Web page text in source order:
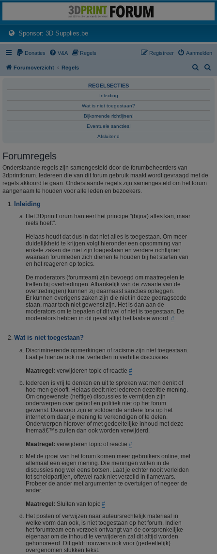
Het 3D print forum van de Benelux na de sluiting van 3dprintforum.nl
Sponsor: 3D Supplies.be(Opens a new tab)
Donaties V&A Regels Aanmelden
Registreer
Forumoverzicht Regels
e
REGELSECTIES
Inleiding
Wat is niet toegestaan?
Bijkomende richtlijnen!
Eventuele sancties!
Afsluitend
Forumregels
Onderstaande regels zijn samengesteld door de forumbeheerders van
3dprintforum. Iedereen die van dit forum gebruik maakt wordt gevraagd met de
regels akkoord te gaan. Onderstaande regels zijn samengesteld om het forum
aangenaam te houden voor alle leden en bezoekers.
Inleiding
Het 3DprintForum hanteert het principe "(bijna) alles kan, maar
niets hoeft".
Helaas houdt dat dus in dat niet alles is toegestaan. Om meer
duidelijkheid te krijgen volgt hieronder een opsomming van
enkele zaken die niet zijn toegestaan en verdere richtlijnen
waaraan forumleden zich dienen te houden bij het starten van
en het reageren op topics.
De moderators (forumteam) zijn bevoegd om maatregelen te
treffen bij overtredingen. Afhankelijk van de zwaarte van de
overtreding(en) kunnen zij daarnaast sancties opleggen.
Er kunnen overigens zaken zijn die niet in deze gedragscode
staan, maar toch niet gewenst zijn. Het is dan aan de
moderators om te bepalen of dit wel of niet is toegestaan. De
moderators hebben in dit geval altijd het laatste woord. #
Wat is niet toegestaan?
Discriminerende opmerkingen of racisme zijn niet toegestaan.
Laat je hiertoe ook niet verleiden in verhitte discussies.
Maatregel: verwijderen topic of reactie #
Iedereen is vrij te denken en uit te spreken wat men denkt of
hoe men gelooft. Helaas deelt niet iedereen dezelfde mening.
Om ongewenste (heftige) discussies te vermijden zijn
onderwerpen over geloof en politiek niet op het forum
gewenst. Daarvoor zijn er voldoende andere fora op het
internet om daar je mening te verkondigen of te delen.
Onderwerpen hierover of met gedeeltelijke inhoud met deze
themaâ€™s zullen dan ook worden verwijderd.
Maatregel: verwijderen topic of reactie #
Met de groei van het forum komen meer gebruikers online, met
allemaal een eigen mening. Die meningen willen in de
discussies nog wel eens botsen. Laat je echter nooit verleiden
tot scheldpartijen, oftewel raak niet verzeild in flamewars.
Probeer de ander met argumenten te overtuigen of negeer de
ander.
Maatregel: Sluiten van topic #
Het posten of verwijzen naar auteursrechtelijk materiaal in
welke vorm dan ook, is niet toegestaan op het forum. Indien
het forumteam een verzoek ontvangt van de oorspronkelijke
eigenaar om de inhoud te verwijderen zal dit altijd worden
gehonoreerd. Dit geldt trouwens ook voor (gedeeltelijk)
overgenomen stukken tekst.